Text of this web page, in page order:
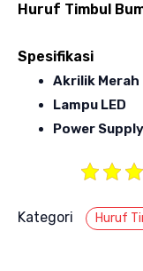
Huruf Timbul
Spesifikasi
Akrilik Merah
Lampu LED
Power Supply
Kategori Huruf